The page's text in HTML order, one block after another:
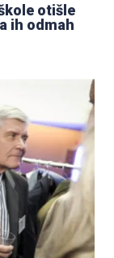
otišle
ih odmah